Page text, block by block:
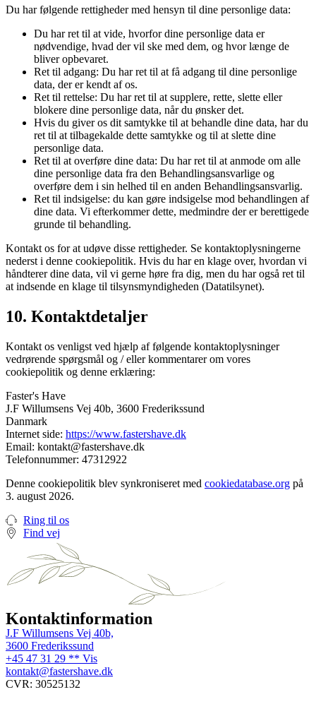
Du har følgende rettigheder med hensyn til dine personlige data:
Du har ret til at vide, hvorfor dine personlige data er
nødvendige, hvad der vil ske med dem, og hvor længe de
bliver opbevaret.
Ret til adgang: Du har ret til at få adgang til dine personlige
data, der er kendt af os.
Ret til rettelse: Du har ret til at supplere, rette, slette eller
blokere dine personlige data, når du ønsker det.
Hvis du giver os dit samtykke til at behandle dine data, har du
ret til at tilbagekalde dette samtykke og til at slette dine
personlige data.
Ret til at overføre dine data: Du har ret til at anmode om alle
dine personlige data fra den Behandlingsansvarlige og
overføre dem i sin helhed til en anden Behandlingsansvarlig.
Ret til indsigelse: du kan gøre indsigelse mod behandlingen af
​​dine data. Vi efterkommer dette, medmindre der er berettigede
grunde til behandling.
Kontakt os for at udøve disse rettigheder. Se kontaktoplysningerne
nederst i denne cookiepolitik. Hvis du har en klage over, hvordan vi
håndterer dine data, vil vi gerne høre fra dig, men du har også ret til
at indsende en klage til tilsynsmyndigheden (Datatilsynet).
10. Kontaktdetaljer
Kontakt os venligst ved hjælp af følgende kontaktoplysninger
vedrørende spørgsmål og / eller kommentarer om vores
cookiepolitik og denne erklæring:
Faster's Have
J.F Willumsens Vej 40b, 3600 Frederikssund
Danmark
Internet side: https://www.fastershave.dk
Email: kontakt@fastershave.dk
Telefonnummer: 47312922
Denne cookiepolitik blev synkroniseret med cookiedatabase.org på
3. august 2026.
Ring til os
Find vej
Kontaktinformation
J.F Willumsens Vej 40b,
3600 Frederikssund
+45 47 31 29 ** Vis
kontakt@fastershave.dk
CVR: 30525132